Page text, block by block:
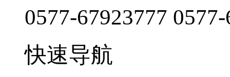
0577-67923777
快速导航